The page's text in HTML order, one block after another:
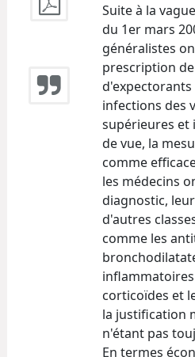
Suite à la
du 1er mars
généralistes
prescription
infections des
supérieures et
de vue, la
comme
les médecins
diagnostic,
d'autres
comme les
corticoïdes et
la justification
n'étant pas
En termes